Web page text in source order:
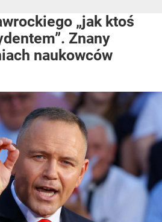
„jak ktoś
Znany
naukowców